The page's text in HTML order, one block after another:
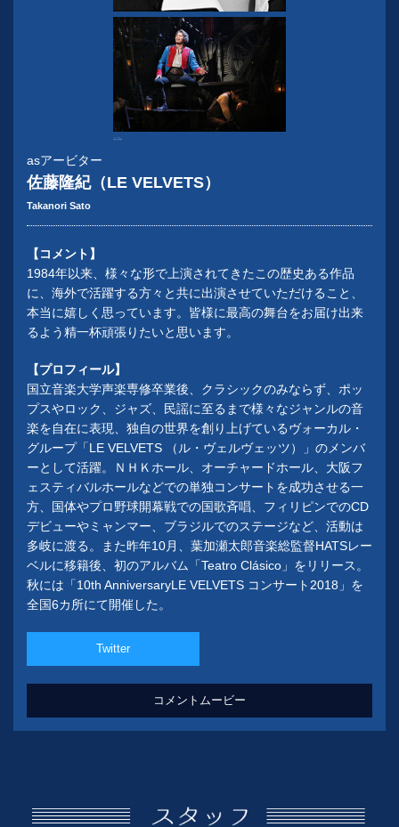
asアービター
佐藤隆紀（LE VELVETS）
Takanori Sato
【コメント】
1984年以来、様々な形で上演されてきたこの歴史ある作品
に、海外で活躍する方々と共に出演させていただけること、
本当に嬉しく思っています。皆様に最高の舞台をお届け出来
るよう精一杯頑張りたいと思います。
【プロフィール】
国立音楽大学声楽専修卒業後、クラシックのみならず、ポッ
プスやロック、ジャズ、民謡に至るまで様々なジャンルの音
楽を自在に表現、独自の世界を創り上げているヴォーカル・
グループ「LE VELVETS （ル・ヴェルヴェッツ）」のメンバ
ーとして活躍。ＮＨＫホール、オーチャードホール、大阪フ
ェスティバルホールなどでの単独コンサートを成功させる一
方、国体やプロ野球開幕戦での国歌斉唱、フィリピンでのCD
デビューやミャンマー、ブラジルでのステージなど、活動は
多岐に渡る。また昨年10月、葉加瀬太郎音楽総監督HATSレー
ベルに移籍後、初のアルバム「Teatro Clásico」をリリース。
秋には「10th AnniversaryLE VELVETS コンサート2018」を
全国6カ所にて開催した。
Twitter
コメントムービー